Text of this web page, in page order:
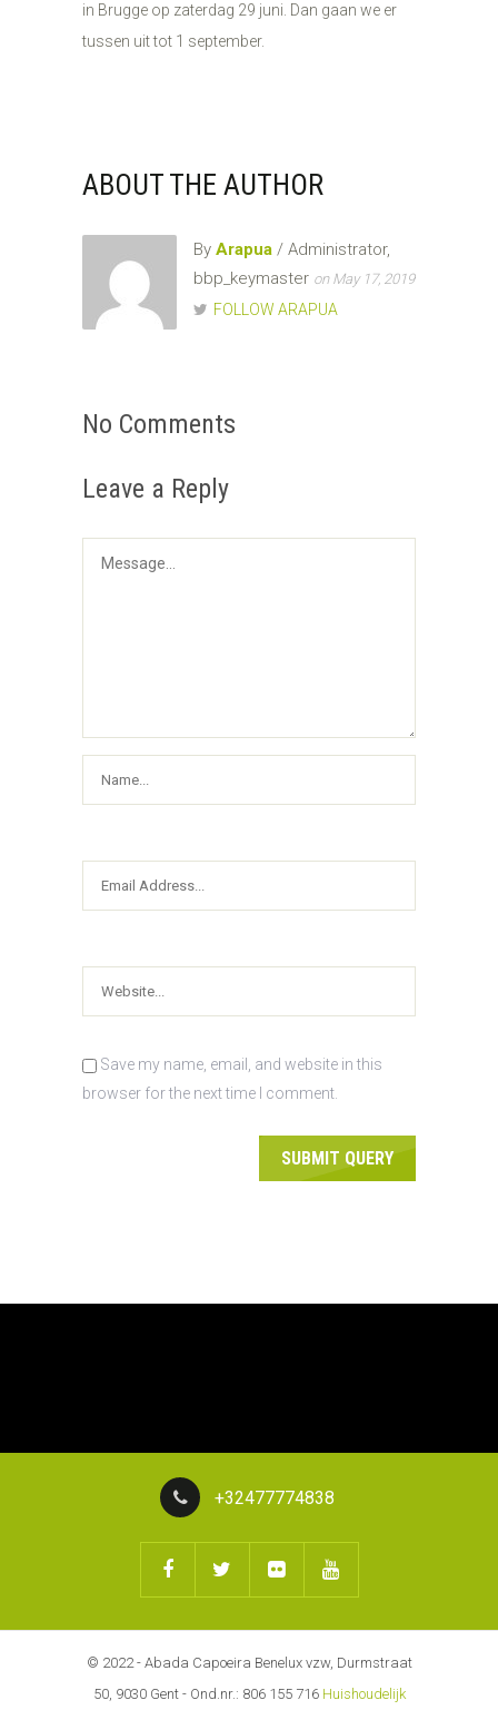
in Brugge op zaterdag 29 juni. Dan gaan we er
tussen uit tot 1 september.
ABOUT THE AUTHOR
By Arapua / Administrator,
bbp_keymaster on May 17, 2019
FOLLOW ARAPUA
No Comments
Leave a Reply
Save my name, email, and website in this
browser for the next time I comment.
+32477774838
© 2022 - Abada Capoeira Benelux vzw, Durmstraat
50, 9030 Gent - Ond.nr.: 806 155 716 Huishoudelijk